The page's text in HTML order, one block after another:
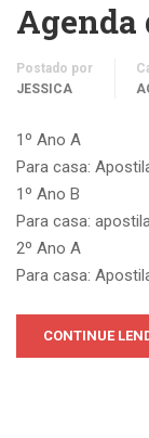
Agenda
Postado por
JESSICA
1º Ano A
Para casa:
1º Ano B
Para casa:
2º Ano A
Para casa:
CONTINUE